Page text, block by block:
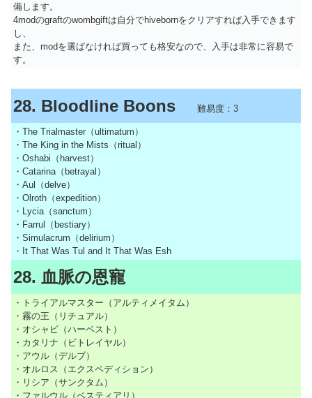
備します。
4modのgraftのwombgiftは自分でhivebornをクリアすれば入手できます
し、
また、modを選ばなければ買っても格安なので、入手は非常に容易で
す。
28. Bloodline Boons 難易度：3
・The Trialmaster（ultimatum）
・The King in the Mists（ritual）
・Oshabi（harvest）
・Catarina（betrayal）
・Aul（delve）
・Olroth（expedition）
・Lycia（sanctum）
・Farrul（bestiary）
・Simulacrum（delirium）
・It That Was Tul and It That Was Esh
28. 血脈の恩寵
・トライアルマスター（アルティメイタム）
・霧の王（リチュアル）
・オシャビ（ハーベスト）
・カタリナ（ビトレイヤル）
・アウル（デルブ）
・オルロス（エクスペディション）
・リシア（サンクタム）
・ファルウル（ベスティアリ）